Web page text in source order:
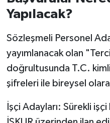
Yapılacak?
Sözleşmeli Personel
yayımlanacak olan
doğrultusunda T.C.
şifreleri ile bireysel
İşçi Adayları: Sürekli işçi
Trend
TÜRKİYE
VİZYONDAKİLER